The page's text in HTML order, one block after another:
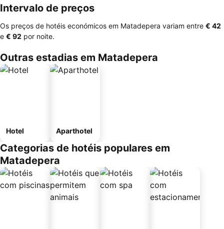
Intervalo de preços
Os preços de hotéis económicos em Matadepera variam entre ‎€ 42
e ‎€ 92 por noite.
Outras estadias em Matadepera
Hotel Aparthotel
Categorias de hotéis populares em
Matadepera